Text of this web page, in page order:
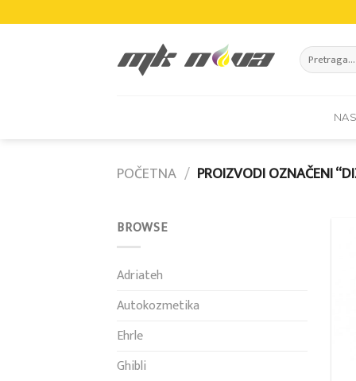
to
Pretraži:
POČETNA / PROIZVODI OZNAČENI
BROWSE
Adriateh
Autokozmetika
Ehrle
Ghibli